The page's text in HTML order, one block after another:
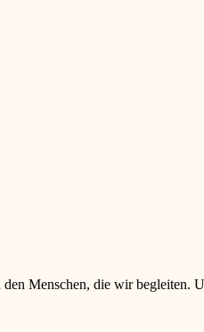
Menschen, die wir begleiten.